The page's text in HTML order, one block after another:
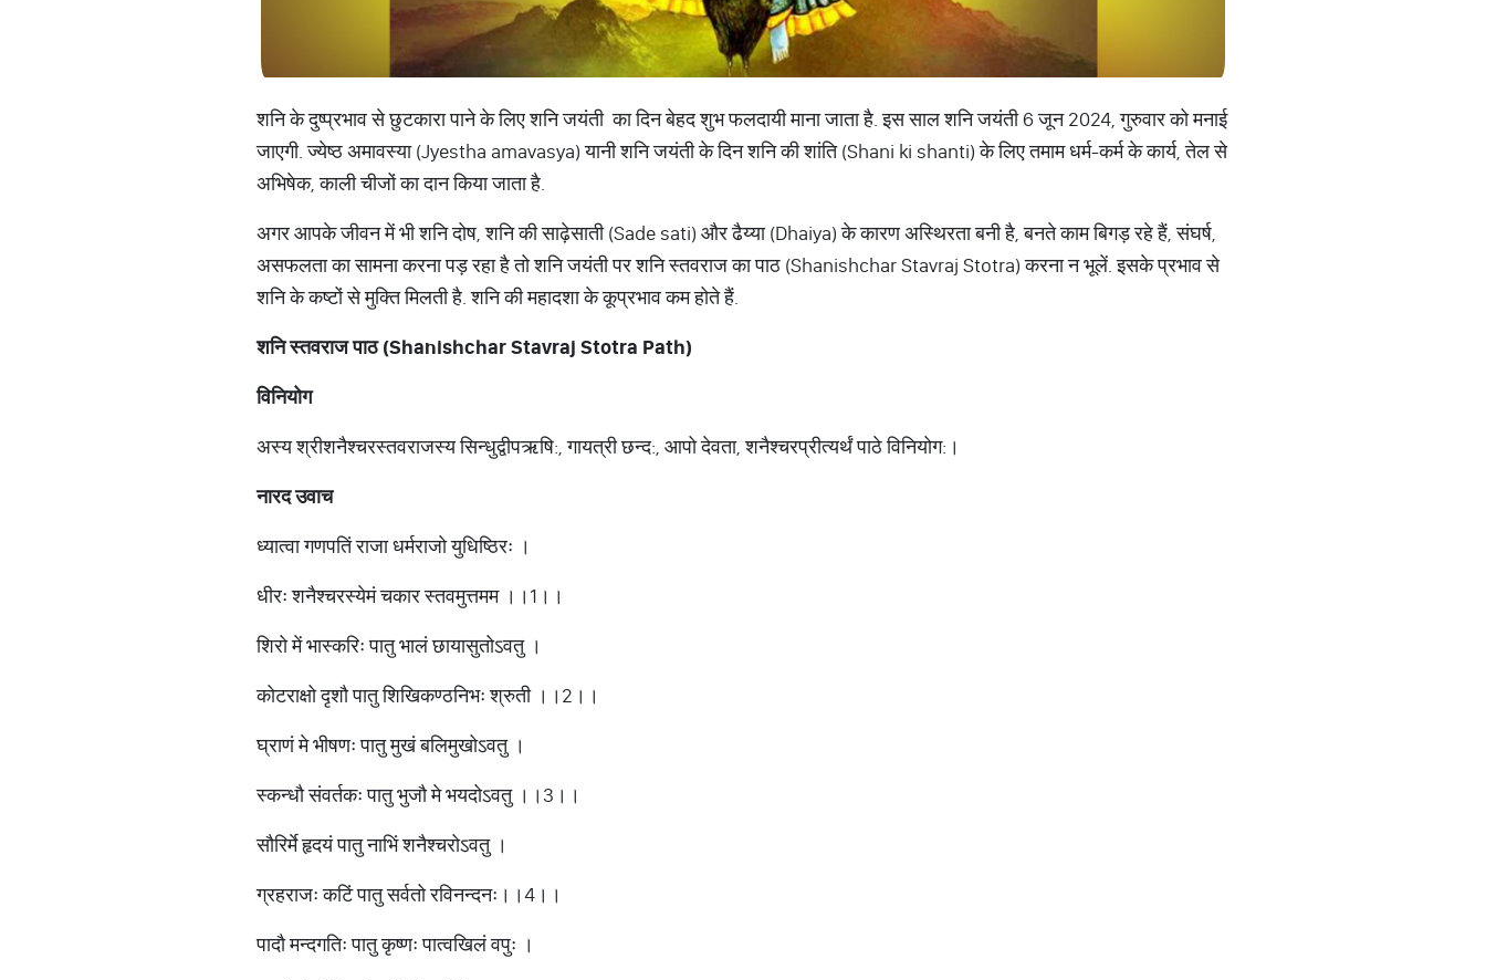
शनि के दुष्प्रभाव से छुटकारा पाने के लिए शनि जयंती का दिन बेहद शुभ फलदायी माना जाता है. इस साल शनि जयंती 6 जून 2024, गुरुवार को मनाई
जाएगी. ज्येष्ठ अमावस्या (Jyestha amavasya) यानी शनि जयंती के दिन शनि की शांति (Shani ki shanti) के लिए तमाम धर्म-कर्म के कार्य, तेल से
अभिषेक, काली चीजों का दान किया जाता है.
अगर आपके जीवन में भी शनि दोष, शनि की साढ़ेसाती (Sade sati) और ढैय्या (Dhaiya) के कारण अस्थिरता बनी है, बनते काम बिगड़ रहे हैं, संघर्ष,
असफलता का सामना करना पड़ रहा है तो शनि जयंती पर शनि स्तवराज का पाठ (Shanishchar Stavraj Stotra) करना न भूलें. इसके प्रभाव से
शनि के कष्टों से मुक्ति मिलती है. शनि की महादशा के कूप्रभाव कम होते हैं.
शनिस्तवराजपाठ(Shanishchar Stavraj Stotra Path)
विनियोग
अस्य श्रीशनैश्चरस्तवराजस्य सिन्धुद्वीपऋषि:, गायत्री छन्द:, आपो देवता, शनैश्चरप्रीत्यर्थं पाठे विनियोग:।
नारदउवाच
ध्यात्वा गणपतिं राजा धर्मराजो युधिष्ठिरः ।
धीरः शनैश्चरस्येमं चकार स्तवमुत्तमम ।।1।।
शिरो में भास्करिः पातु भालं छायासुतोऽवतु ।
कोटराक्षो दृशौ पातु शिखिकण्ठनिभः श्रुती ।।2।।
घ्राणं मे भीषणः पातु मुखं बलिमुखोऽवतु ।
स्कन्धौ संवर्तकः पातु भुजौ मे भयदोऽवतु ।।3।।
सौरिर्मे हृदयं पातु नाभिं शनैश्चरोऽवतु ।
ग्रहराजः कटिं पातु सर्वतो रविनन्दनः।।4।।
पादौ मन्दगतिः पातु कृष्णः पात्वखिलं वपुः ।